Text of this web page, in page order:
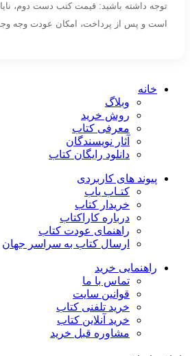
توجه داشته باشید: قیمت کتب دست دوم،
است و پس از پرداخت، امکان عودت وجه
خانه
وبلاگ
روش خرید
معرفی کتاب
آثار نویسندگان
دانلود رایگان کتاب
پیوند های کاربردی
کتـاب یاب
خریدار کتاب
درباره کاراکتاب
راهنمای عودت کتاب
ارسال کتاب به سراسر جهان
راهنمایی خرید
تماس با ما
قوانین سایت
خرید تلفنی کتاب
خرید آنلاین کتاب
مشاوره قبل خرید